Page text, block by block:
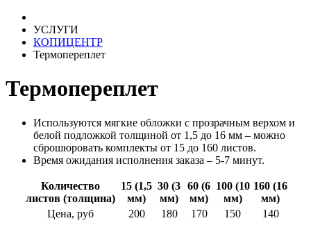
УСЛУГИ
КОПИЦЕНТР
Термопереплет
Термопереплет
Используются мягкие обложки с прозрачным верхом и
белой подложкой толщиной от 1,5 до 16 мм – можно
сброшюровать комплекты от 15 до 160 листов.
Время ожидания исполнения заказа – 5-7 минут.
Количество
листов (толщина)
15 (1,5
мм)
30 (3
мм)
60 (6
мм)
100 (10
мм)
160 (16
мм)
Цена, руб
200 180 170 150 140